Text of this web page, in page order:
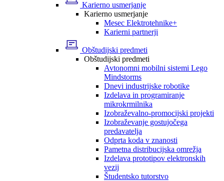
Karierno usmerjanje
Karierno usmerjanje
Mesec Elektrotehnike+
Karierni partnerji
Obštudijski predmeti
Obštudijski predmeti
Avtonomni mobilni sistemi Lego
Mindstorms
Dnevi industrijske robotike
Izdelava in programiranje
mikrokrmilnika
Izobraževalno-promocijski projekti
Izobraževanje gostujočega
predavatelja
Odprta koda v znanosti
Pametna distribucijska omrežja
Izdelava prototipov elektronskih
vezij
Študentsko tutorstvo